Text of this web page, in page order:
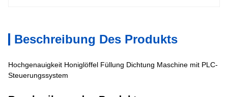
Beschreibung Des Produkts
Hochgenauigkeit Honiglöffel Füllung Dichtung Maschine mit PLC-
Steuerungssystem